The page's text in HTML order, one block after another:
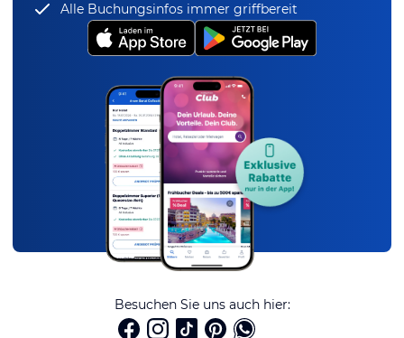
Alle Buchungsinfos immer griffbereit
Besuchen Sie uns auch hier: